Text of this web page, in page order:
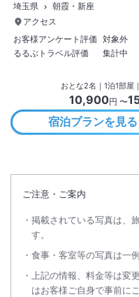
埼玉県
朝霞・新座
アクセス
お客様アンケート評価 対象外
るるぶトラベル評価
集計中
おとな2名 ｜ 1泊1部屋
10,900円 〜
宿泊プランを見る
ご注意・ご案内
掲載されている写真は、
す。
食事・客室等の写真は一例
上記の情報、料金等は変
はお客様ご自身で事前に